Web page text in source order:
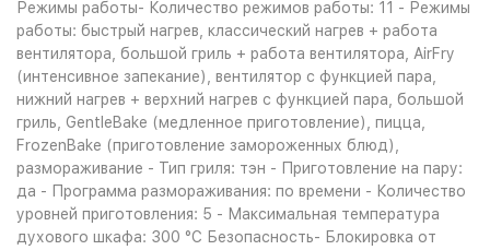
Режимы работы- Количество режимов работы: 11 - Режимы
работы: быстрый нагрев, классический нагрев + работа
вентилятора, большой гриль + работа вентилятора, AirFry
(интенсивное запекание), вентилятор с функцией пара,
нижний нагрев + верхний нагрев с функцией пара, большой
гриль, GentleBake (медленное приготовление), пицца,
FrozenBake (приготовление замороженных блюд),
размораживание - Тип гриля: тэн - Приготовление на пару:
да - Программа размораживания: по времени - Количество
уровней приготовления: 5 - Максимальная температура
духового шкафа: 300 °С Безопасность- Блокировка от